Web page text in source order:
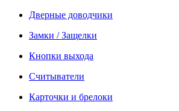
Дверные доводчики
Замки / Защелки
Кнопки выхода
Считыватели
Карточки и брелоки